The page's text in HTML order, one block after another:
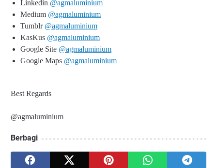
Linkedin @agmaluminium
Medium @agmaluminium
Tumblr @agmaluminium
KasKus @agmaluminium
Google Site @agmaluminium
Google Maps @agmaluminium
Best Regards
@agmaluminium
Berbagi